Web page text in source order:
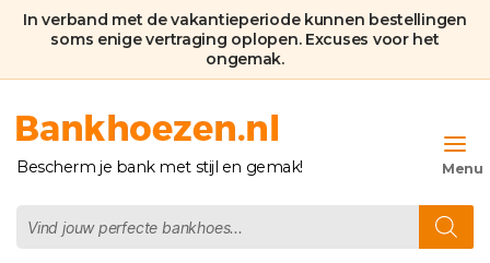
In verband met de vakantieperiode kunnen bestellingen
soms enige vertraging oplopen. Excuses voor het
ongemak.
Bankhoezen.nl
Bescherm je bank met stijl en gemak!
zoeken